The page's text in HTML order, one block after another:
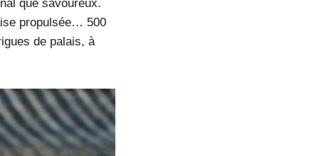
que savoureux.
propulsée… 500
de palais, à